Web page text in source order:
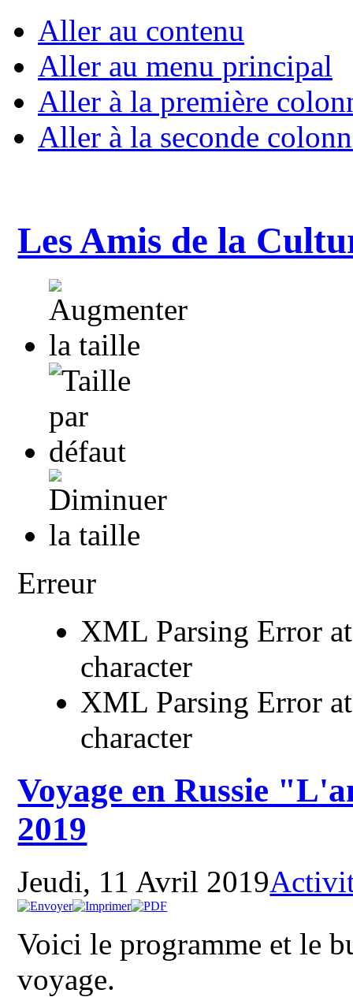
Aller au contenu
Aller au menu principal
Aller à la première
Aller à la seconde
Les Amis de la
Erreur
XML Parsing Error
character
XML Parsing Error
character
Voyage en Russie
2019
Jeudi, 11 Avril 2019
Voici le programme et le
voyage.